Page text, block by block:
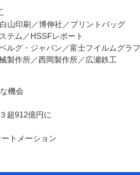
山印刷／博伸社／プリントバッグ
テム／HSSFレポート
ルグ・ジャパン／富士フイルムグラフ
製作所／西岡製作所／広瀬鉄工
機会
超912億円に
トメーション